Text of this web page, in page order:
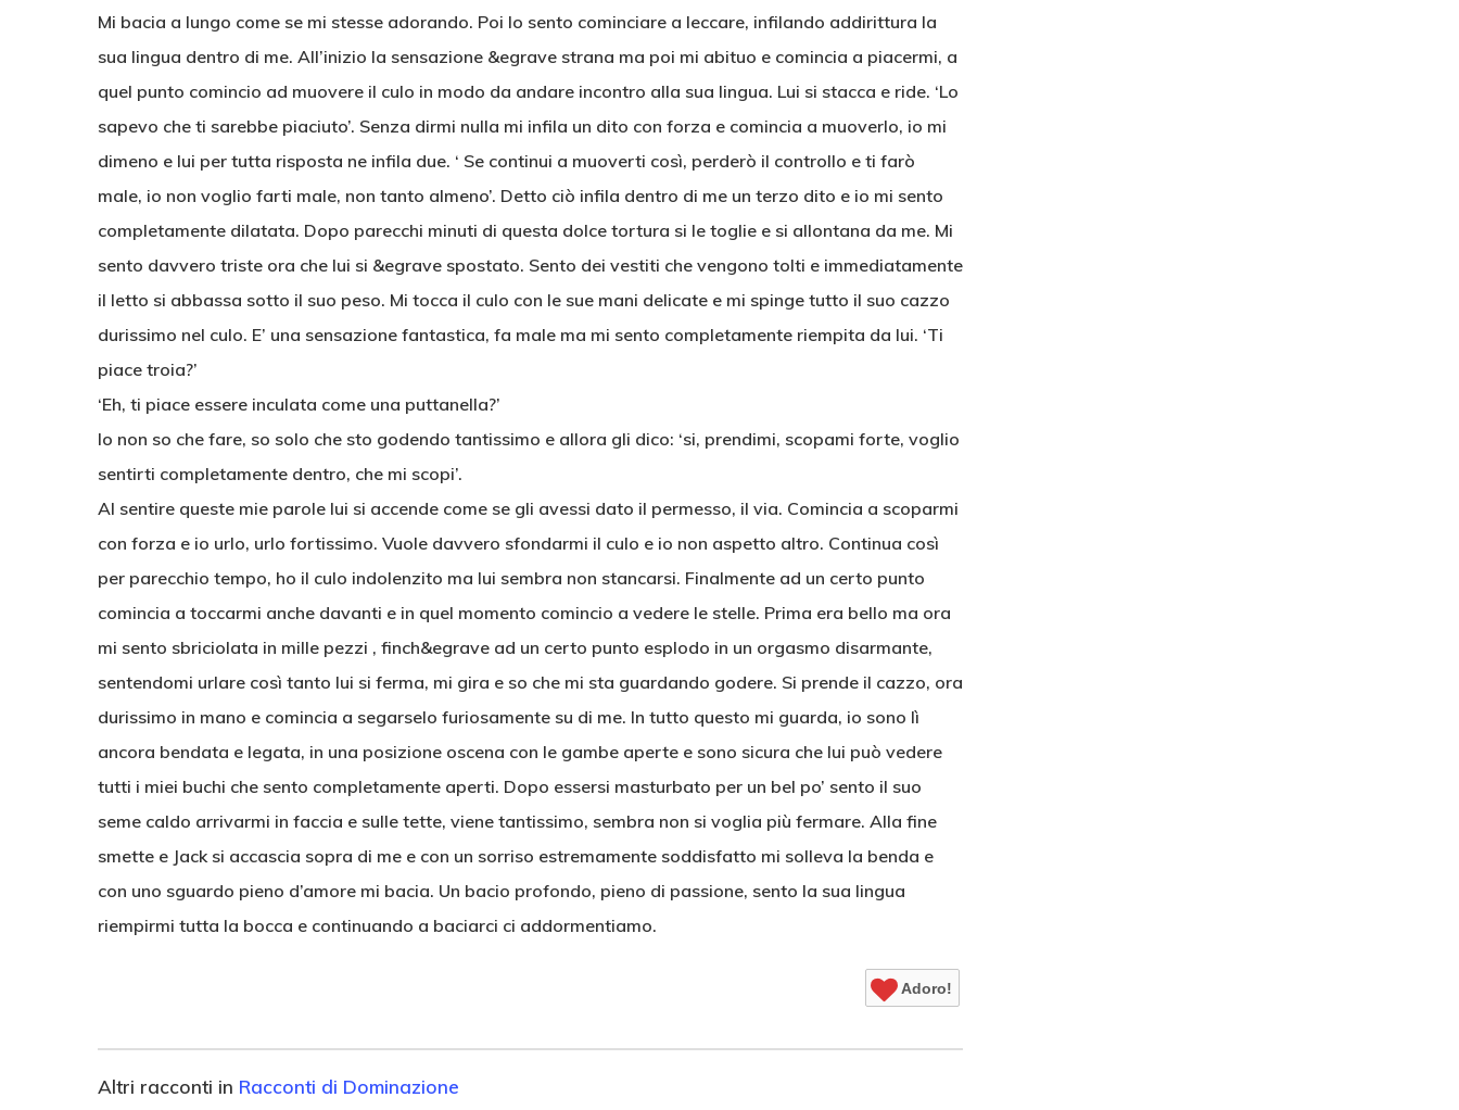
Mi bacia a lungo come se mi stesse adorando. Poi lo sento cominciare a leccare, infilando addirittura la
sua lingua dentro di me. All’inizio la sensazione &egrave strana ma poi mi abituo e comincia a piacermi, a
quel punto comincio ad muovere il culo in modo da andare incontro alla sua lingua. Lui si stacca e ride. ‘Lo
sapevo che ti sarebbe piaciuto’. Senza dirmi nulla mi infila un dito con forza e comincia a muoverlo, io mi
dimeno e lui per tutta risposta ne infila due. ‘ Se continui a muoverti così, perderò il controllo e ti farò
male, io non voglio farti male, non tanto almeno’. Detto ciò infila dentro di me un terzo dito e io mi sento
completamente dilatata. Dopo parecchi minuti di questa dolce tortura si le toglie e si allontana da me. Mi
sento davvero triste ora che lui si &egrave spostato. Sento dei vestiti che vengono tolti e immediatamente
il letto si abbassa sotto il suo peso. Mi tocca il culo con le sue mani delicate e mi spinge tutto il suo cazzo
durissimo nel culo. E’ una sensazione fantastica, fa male ma mi sento completamente riempita da lui. ‘Ti
piace troia?’
‘Eh, ti piace essere inculata come una puttanella?’
Io non so che fare, so solo che sto godendo tantissimo e allora gli dico: ‘si, prendimi, scopami forte, voglio
sentirti completamente dentro, che mi scopi’.
Al sentire queste mie parole lui si accende come se gli avessi dato il permesso, il via. Comincia a scoparmi
con forza e io urlo, urlo fortissimo. Vuole davvero sfondarmi il culo e io non aspetto altro. Continua così
per parecchio tempo, ho il culo indolenzito ma lui sembra non stancarsi. Finalmente ad un certo punto
comincia a toccarmi anche davanti e in quel momento comincio a vedere le stelle. Prima era bello ma ora
mi sento sbriciolata in mille pezzi , finch&egrave ad un certo punto esplodo in un orgasmo disarmante,
sentendomi urlare così tanto lui si ferma, mi gira e so che mi sta guardando godere. Si prende il cazzo, ora
durissimo in mano e comincia a segarselo furiosamente su di me. In tutto questo mi guarda, io sono lì
ancora bendata e legata, in una posizione oscena con le gambe aperte e sono sicura che lui può vedere
tutti i miei buchi che sento completamente aperti. Dopo essersi masturbato per un bel po’ sento il suo
seme caldo arrivarmi in faccia e sulle tette, viene tantissimo, sembra non si voglia più fermare. Alla fine
smette e Jack si accascia sopra di me e con un sorriso estremamente soddisfatto mi solleva la benda e
con uno sguardo pieno d’amore mi bacia. Un bacio profondo, pieno di passione, sento la sua lingua
riempirmi tutta la bocca e continuando a baciarci ci addormentiamo.
Adoro!
Altri racconti in Racconti di Dominazione